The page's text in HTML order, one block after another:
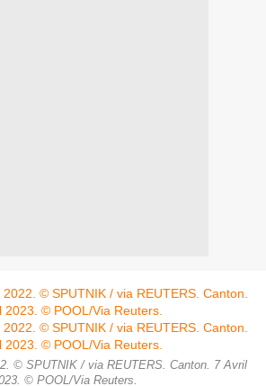
© SPUTNIK / via REUTERS. Canton. 7 Avril
© POOL/Via Reuters.